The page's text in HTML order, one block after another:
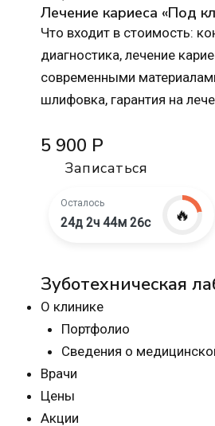
Лечение кариеса «Под
Что входит в стоимость:
диагностика, лечение
современными
шлифовка, гарантия на
5 900 Р
Записаться
Осталось
24д 2ч 44м 25с 🔥
Зуботехническая
О клинике
Портфолио
Сведения о
Врачи
Цены
Акции